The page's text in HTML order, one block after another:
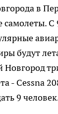
в
С
будут
- Cessna
9